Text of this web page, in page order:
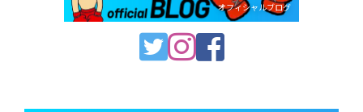
オフィシャルブログ